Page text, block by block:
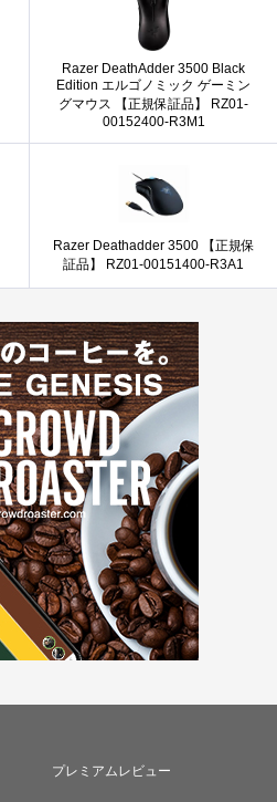
Razer DeathAdder 3500 Black
Edition エルゴノミック ゲーミン
グマウス 【正規保証品】 RZ01-
00152400-R3M1
Razer Deathadder 3500 【正規保
証品】 RZ01-00151400-R3A1
プレミアムレビュー